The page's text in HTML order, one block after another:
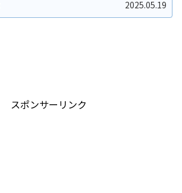
2025.05.19
スポンサーリンク